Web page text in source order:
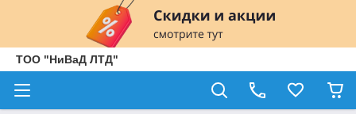
ТОО "НиВаД ЛТД"